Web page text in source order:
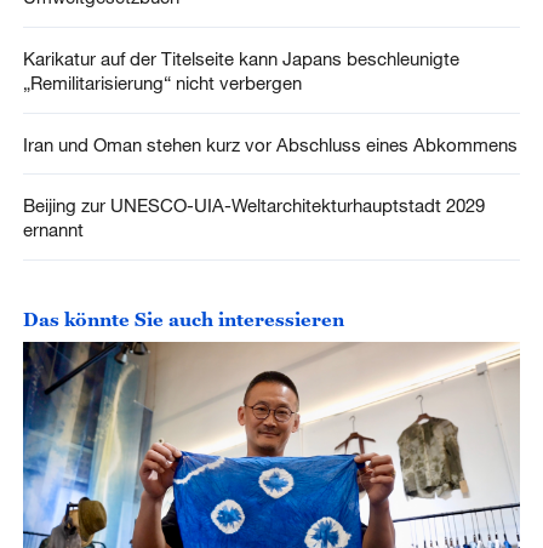
Karikatur auf der Titelseite kann Japans beschleunigte
„Remilitarisierung“ nicht verbergen
Iran und Oman stehen kurz vor Abschluss eines Abkommens
Beijing zur UNESCO-UIA-Weltarchitekturhauptstadt 2029
ernannt
Das könnte Sie auch interessieren